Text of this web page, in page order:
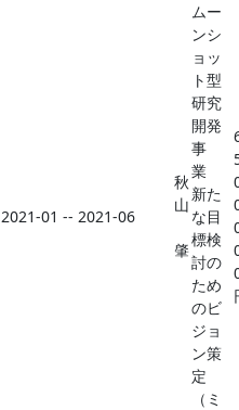
2021-01 -- 2021-06
秋
山
肇
ムー
ンシ
ョッ
ト型
研究
開発
事
業
新た
な目
標検
討の
ため
のビ
ジョ
ン策
定
（ミ